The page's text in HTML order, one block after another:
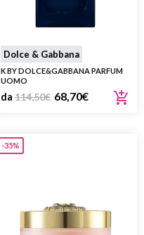
Dolce & Gabbana
K BY DOLCE&GABBANA PARFUM
UOMO
da 114,50€ 68,70€
-35%